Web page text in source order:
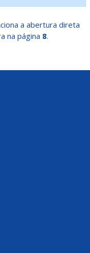
a abertura direta
na página 8.